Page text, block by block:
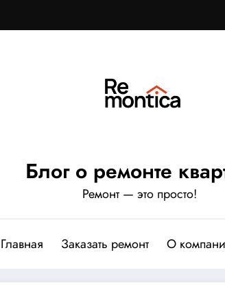
Блог о ремонте
Ремонт — это просто!
Главная Заказать ремонт О